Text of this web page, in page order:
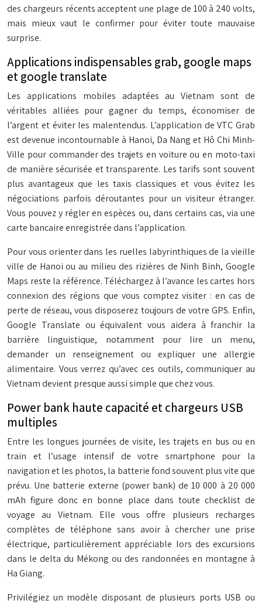
des chargeurs récents acceptent une plage de 100 à 240 volts,
mais mieux vaut le confirmer pour éviter toute mauvaise
surprise.
Applications indispensables grab, google maps
et google translate
Les applications mobiles adaptées au Vietnam sont de
véritables alliées pour gagner du temps, économiser de
l’argent et éviter les malentendus. L’application de VTC Grab
est devenue incontournable à Hanoi, Da Nang et Hô Chi Minh-
Ville pour commander des trajets en voiture ou en moto-taxi
de manière sécurisée et transparente. Les tarifs sont souvent
plus avantageux que les taxis classiques et vous évitez les
négociations parfois déroutantes pour un visiteur étranger.
Vous pouvez y régler en espèces ou, dans certains cas, via une
carte bancaire enregistrée dans l’application.
Pour vous orienter dans les ruelles labyrinthiques de la vieille
ville de Hanoi ou au milieu des rizières de Ninh Binh, Google
Maps reste la référence. Téléchargez à l’avance les cartes hors
connexion des régions que vous comptez visiter : en cas de
perte de réseau, vous disposerez toujours de votre GPS. Enfin,
Google Translate ou équivalent vous aidera à franchir la
barrière linguistique, notamment pour lire un menu,
demander un renseignement ou expliquer une allergie
alimentaire. Vous verrez qu’avec ces outils, communiquer au
Vietnam devient presque aussi simple que chez vous.
Power bank haute capacité et chargeurs USB
multiples
Entre les longues journées de visite, les trajets en bus ou en
train et l’usage intensif de votre smartphone pour la
navigation et les photos, la batterie fond souvent plus vite que
prévu. Une batterie externe (power bank) de 10 000 à 20 000
mAh figure donc en bonne place dans toute checklist de
voyage au Vietnam. Elle vous offre plusieurs recharges
complètes de téléphone sans avoir à chercher une prise
électrique, particulièrement appréciable lors des excursions
dans le delta du Mékong ou des randonnées en montagne à
Ha Giang.
Privilégiez un modèle disposant de plusieurs ports USB ou